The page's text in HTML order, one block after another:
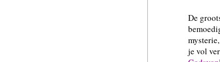
De
je vol